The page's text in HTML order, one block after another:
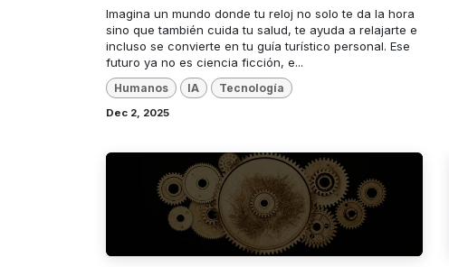
Imagina un mundo donde tu reloj no solo te da la hora
sino que también cuida tu salud, te ayuda a relajarte e
incluso se convierte en tu guía turístico personal. Ese
futuro ya no es ciencia ficción, e...
Humanos IA Tecnología
Dec 2, 2025